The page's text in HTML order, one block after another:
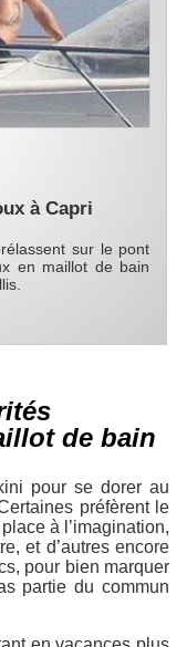
à Capri
sur le pont
en maillot de bain
de bain
pour se dorer au
préfèrent le
à l’imagination,
et d’autres encore
pour bien marquer
partie du commun